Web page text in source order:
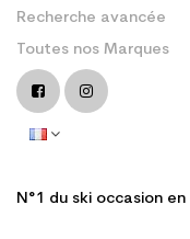
Recherche avancée
Toutes nos Marques
N°1 du ski occasion